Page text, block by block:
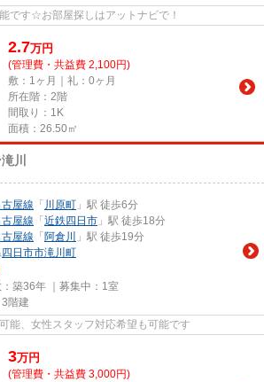
です☆お部屋探しはアットナビで！
2.7万円
(管理費・共益費 2,100円)
敷：1ヶ月｜礼：0ヶ月
所在階：2階
間取り：1K
面積：26.50㎡
川
屋線 「 川原町 」駅 徒歩6分
屋線 「 近鉄四日市 」駅 徒歩18分
屋線 「 阿倉川
」駅 徒歩19分
四日市市滝川町
築36年 ｜募集中： 1室
階建
能、女性スタッフ対応希望も可能です
3万円
(管理費・共益費 3,000円)